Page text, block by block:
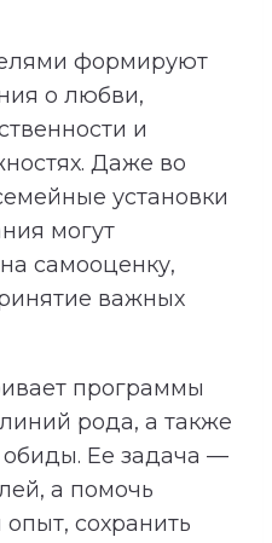
формируют
о любви,
и
Даже во
установки
могут
самооценку,
важных
программы
рода, а также
Ее задача —
а помочь
сохранить